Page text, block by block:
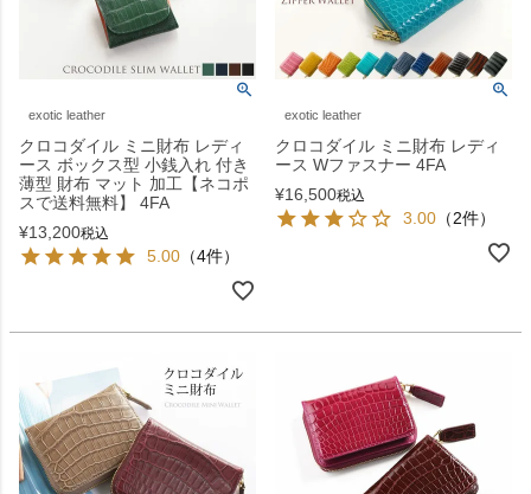
exotic leather
クロコダイル ミニ財布 レディ
ース ボックス型 小銭入れ 付き
薄型 財布 マット 加工【ネコポ
スで送料無料】 4FA
¥13,200税込
5.00 （4件）
exotic leather
クロコダイル ミニ財布 レディ
ース Wファスナー 4FA
¥16,500税込
3.00 （2件）